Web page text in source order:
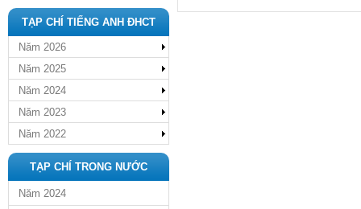
TẠP CHÍ TIẾNG ANH ĐHCT
Năm 2026
Năm 2025
Năm 2024
Năm 2023
Năm 2022
TẠP CHÍ TRONG NƯỚC
Năm 2024